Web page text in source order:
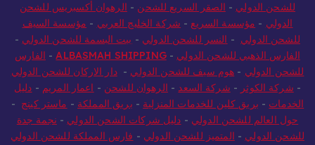
للشحن الدولي - الصقر السريع للشحن - الرهوان أكسبريس للشحن
الدولي - مؤسسة السريع - شركة الخليج العربي - مؤسسة السيف
للشحن الدولي - النسر للشحن الدولي - بيت البسمة للشحن الدولي -
الفارس الذهبي للشحن الدولي -
ALBASMAH SHIPPING
- الفارس
للشحن الدولي - هوم سيف للشحن الدولي -دار الاركان للشحن الدولي
- شركة الكوثر - شركة السعد - الرهوان للشحن - اعمار المريم - دليل
الخدمات - بريق كلين للخدمات المنزلية - بريق المملكة - ماستر كينج -
حول العالم للشحن الدولي - دليل شركات الشحن الدولي - نجمة جدة
للشحن الدولي - المتميز للشحن الدولي - فارس المملكة للشحن الدولي